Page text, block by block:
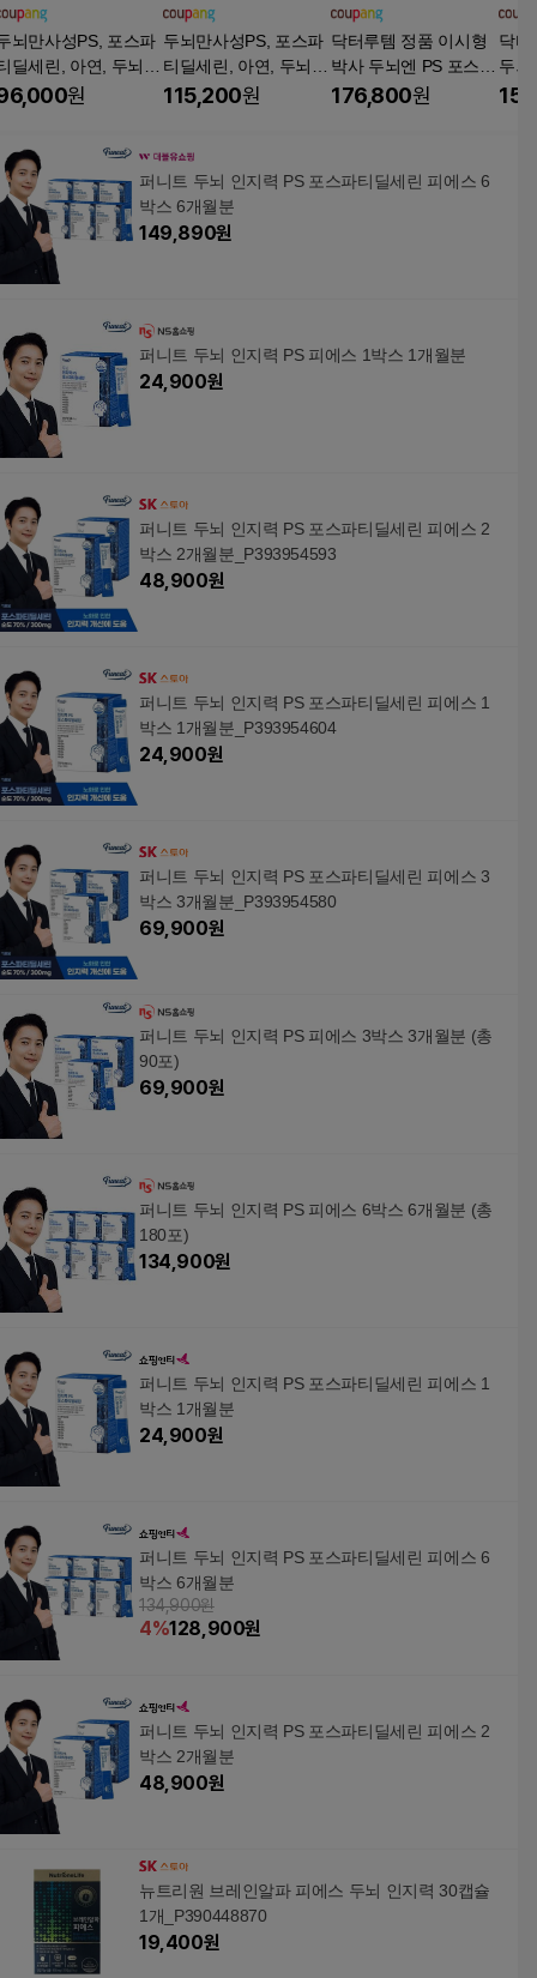
뇌만사성PS, 포스파
딜세린, 아연, 두뇌
양제, 인지력 개선,
원
두뇌만사성PS, 포스파
티딜세린, 아연, 두뇌
영양제, 인지력 개선,
115,200원
닥터루템 정품 이시형
박사 두뇌엔 PS 포스파
티딜세린, 15회분, 30g,
176,800원
닥터
두뇌
세린
퍼니트 두뇌 인지력 PS 포스파티딜세린 피에스 6
박스 6개월분
149,890원
퍼니트 두뇌 인지력 PS 피에스 1박스 1개월분
24,900원
퍼니트 두뇌 인지력 PS 포스파티딜세린 피에스 2
박스 2개월분_P393954593
48,900원
퍼니트 두뇌 인지력 PS 포스파티딜세린 피에스 1
박스 1개월분_P393954604
24,900원
퍼니트 두뇌 인지력 PS 포스파티딜세린 피에스 3
박스 3개월분_P393954580
69,900원
퍼니트 두뇌 인지력 PS 피에스 3박스 3개월분 (총
90포)
69,900원
퍼니트 두뇌 인지력 PS 피에스 6박스 6개월분 (총
180포)
134,900원
퍼니트 두뇌 인지력 PS 포스파티딜세린 피에스 1
박스 1개월분
24,900원
퍼니트 두뇌 인지력 PS 포스파티딜세린 피에스 6
박스 6개월분
134,900원
4%128,900원
퍼니트 두뇌 인지력 PS 포스파티딜세린 피에스 2
박스 2개월분
48,900원
뉴트리원 브레인알파 피에스 두뇌 인지력 30캡슐
1개_P390448870
19,400원